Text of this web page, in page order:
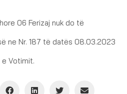
06 Ferizaj nuk do të
ne Nr. 187 të datës 08.03.2023
Votimit.